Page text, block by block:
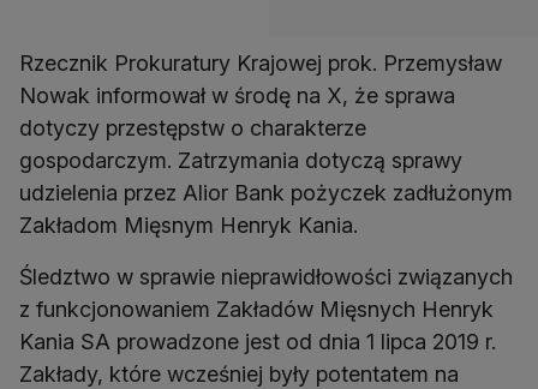
Rzecznik Prokuratury Krajowej prok. Przemysław
Nowak informował w środę na X, że sprawa
dotyczy przestępstw o charakterze
gospodarczym. Zatrzymania dotyczą sprawy
udzielenia przez Alior Bank pożyczek zadłużonym
Zakładom Mięsnym Henryk Kania.
Śledztwo w sprawie nieprawidłowości związanych
z funkcjonowaniem Zakładów Mięsnych Henryk
Kania SA prowadzone jest od dnia 1 lipca 2019 r.
Zakłady, które wcześniej były potentatem na